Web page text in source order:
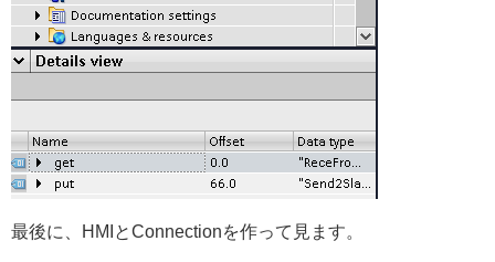
最後に、HMIとConnectionを作って見ます。